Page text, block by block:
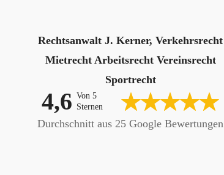
Rechtsanwalt J. Kerner, Verkehrsrecht
Mietrecht Arbeitsrecht Vereinsrecht
Sportrecht
4,6 Von 5
Sternen
Durchschnitt aus 25 Google Bewertungen